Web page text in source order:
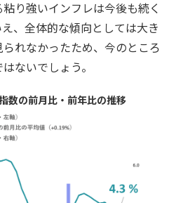
り強いインフレは今後も続く
、全体的な傾向としては大き
れなかったため、今のところ
ないでしょう。
数の前月比・前年比の推移